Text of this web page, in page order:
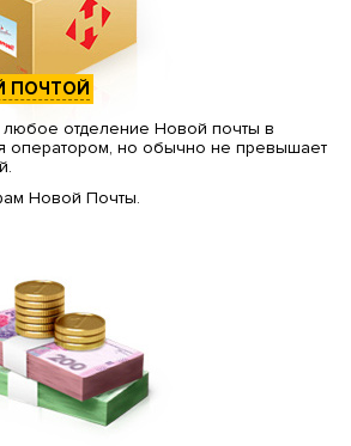
ПОЧТОЙ
любое отделение Новой почты в
оператором, но обычно не превышает
Новой Почты.